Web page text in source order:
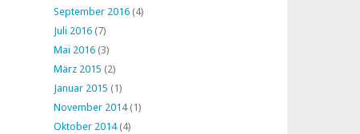
September 2016 (4)
Juli 2016 (7)
Mai 2016 (3)
März 2015 (2)
Januar 2015 (1)
November 2014(1)
Oktober 2014(4)